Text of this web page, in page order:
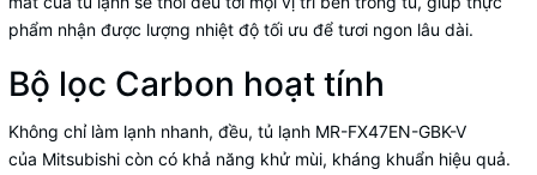
phẩm nhận được lượng nhiệt độ tối ưu để tươi ngon lâu dài.
Bộ lọc Carbon hoạt tính
Không chỉ làm lạnh nhanh, đều, tủ lạnh MR-FX47EN-GBK-V
của Mitsubishi còn có khả năng khử mùi, kháng khuẩn hiệu quả.